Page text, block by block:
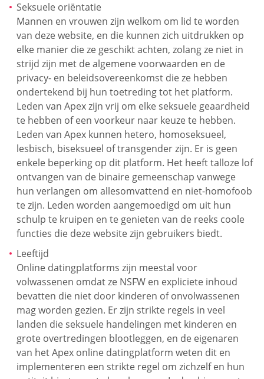
Seksuele oriëntatie
Mannen en vrouwen zijn welkom om lid te worden
van deze website, en die kunnen zich uitdrukken op
elke manier die ze geschikt achten, zolang ze niet in
strijd zijn met de algemene voorwaarden en de
privacy- en beleidsovereenkomst die ze hebben
ondertekend bij hun toetreding tot het platform.
Leden van Apex zijn vrij om elke seksuele geaardheid
te hebben of een voorkeur naar keuze te hebben.
Leden van Apex kunnen hetero, homoseksueel,
lesbisch, biseksueel of transgender zijn. Er is geen
enkele beperking op dit platform. Het heeft talloze lof
ontvangen van de binaire gemeenschap vanwege
hun verlangen om allesomvattend en niet-homofoob
te zijn. Leden worden aangemoedigd om uit hun
schulp te kruipen en te genieten van de reeks coole
functies die deze website zijn gebruikers biedt.
Leeftijd
Online datingplatforms zijn meestal voor
volwassenen omdat ze NSFW en expliciete inhoud
bevatten die niet door kinderen of onvolwassenen
mag worden gezien. Er zijn strikte regels in veel
landen die seksuele handelingen met kinderen en
grote overtredingen blootleggen, en de eigenaren
van het Apex online datingplatform weten dit en
implementeren een strikte regel om zichzelf en hun